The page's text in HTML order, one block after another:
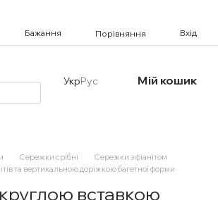
Бажання Порівняння Вхід
УкрРус Мій кошик
Сережки срібні
Сережки з фіанітом
та вертикальною доріжкою багетної форми
вставкою